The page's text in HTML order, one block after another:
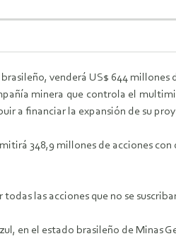
venderá US$ 644 millones
minera que controla el
a financiar la expansión de su
348,9 millones de acciones
las acciones que no se
en el estado brasileño de